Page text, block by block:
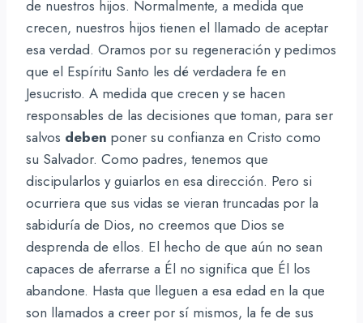
de nuestros hijos. Normalmente, a medida que
crecen, nuestros hijos tienen el llamado de aceptar
esa verdad. Oramos por su regeneración y pedimos
que el Espíritu Santo les dé verdadera fe en
Jesucristo. A medida que crecen y se hacen
responsables de las decisiones que toman, para ser
salvos deben poner su confianza en Cristo como
su Salvador. Como padres, tenemos que
discipularlos y guiarlos en esa dirección. Pero si
ocurriera que sus vidas se vieran truncadas por la
sabiduría de Dios, no creemos que Dios se
desprenda de ellos. El hecho de que aún no sean
capaces de aferrarse a Él no significa que Él los
abandone. Hasta que lleguen a esa edad en la que
son llamados a creer por sí mismos, la fe de sus